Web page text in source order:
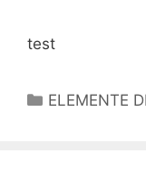
test
Categorii
ELEMENTE